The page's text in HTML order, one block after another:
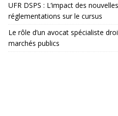
UFR DSPS : L’impact des nouvelles
réglementations sur le cursus
Le rôle d’un avocat spécialiste
marchés publics